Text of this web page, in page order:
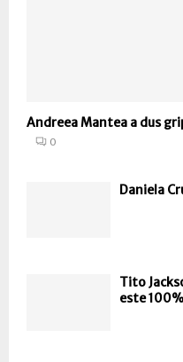
Andreea Mantea a dus
0
Daniela
Tito
este